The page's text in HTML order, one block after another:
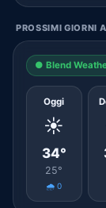
PROSSIMI GIORNI
● Blend
Oggi
☀️
34°
25°
🌧️ 0